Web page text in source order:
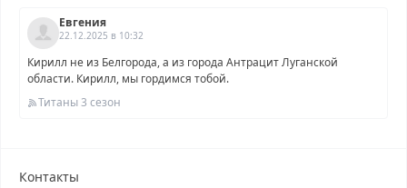
Евгения
22.12.2025 в 10:32
Кирилл не из Белгорода, а из города Антрацит Луганской
области. Кирилл, мы гордимся тобой.
Титаны 3 сезон
Контакты